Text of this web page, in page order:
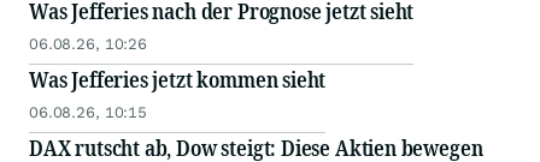
Was Jefferies nach der Prognose jetzt sieht
06.08.26, 10:26
Was Jefferies jetzt kommen sieht
06.08.26, 10:15
DAX rutscht ab, Dow steigt: Diese Aktien bewegen